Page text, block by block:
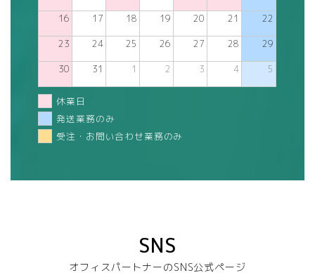
16 17 18 19 20 21 22
23 24 25 26 27 28 29
30 31 1 2 3 4 5
休業日
発送業務のみ
受注・お問い合わせ業務のみ
SNS
オフィスパートナーのSNS公式ページ